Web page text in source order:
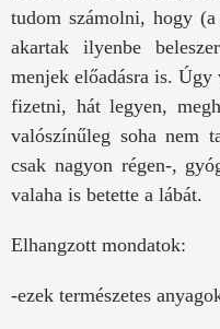
tudom számolni, hogy
akartak ilyenbe
menjek előadásra is.
fizetni, hát legyen,
valószínűleg soha nem
csak nagyon régen-,
valaha is betette a lábát.
Elhangzott mondatok:
-ezek természetes